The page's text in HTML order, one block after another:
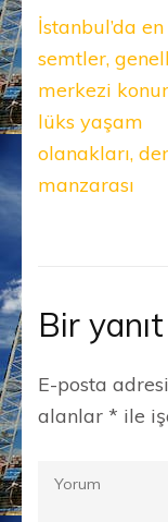
Yazı
İstanbul’da
semtler,
merkezi
lüks yaşam
olanakları,
manzarası
Bir
E-posta
alanlar * ile
Yorum